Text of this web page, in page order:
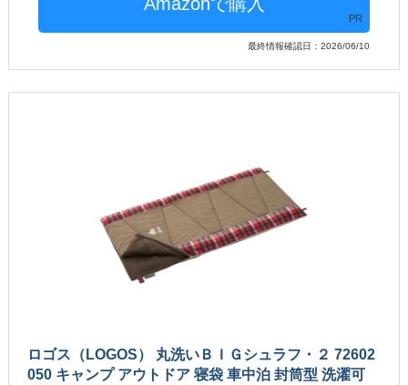
PR
最終情報確認日：2026/06/10
ロゴス（LOGOS） 丸洗いＢＩＧシュラフ・２ 72602
050 キャンプ アウトドア 寝袋 車中泊 封筒型 洗濯可